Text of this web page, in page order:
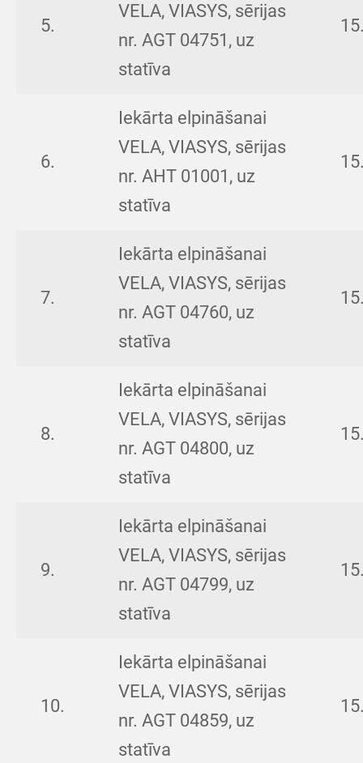
5.
VELA, VIASYS, sērijas
nr. AGT 04751, uz
statīva
6.
Iekārta elpināšanai
VELA, VIASYS, sērijas
nr. AHT 01001, uz
statīva
7.
Iekārta elpināšanai
VELA, VIASYS, sērijas
nr. AGT 04760, uz
statīva
8.
Iekārta elpināšanai
VELA, VIASYS, sērijas
nr. AGT 04800, uz
statīva
9.
Iekārta elpināšanai
VELA, VIASYS, sērijas
nr. AGT 04799, uz
statīva
10.
Iekārta elpināšanai
VELA, VIASYS, sērijas
nr. AGT 04859, uz
statīva